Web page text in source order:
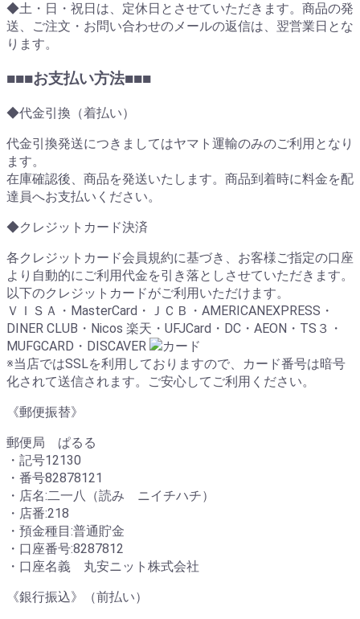
◆土・日・祝日は、定休日とさせていただきます。商品の発
送、ご注文・お問い合わせのメールの返信は、翌営業日とな
ります。
■■■お支払い方法■■■
◆代金引換（着払い）
代金引換発送につきましてはヤマト運輸のみのご利用となり
ます。
在庫確認後、商品を発送いたします。商品到着時に料金を配
達員へお支払いください。
◆クレジットカード決済
各クレジットカード会員規約に基づき、お客様ご指定の口座
より自動的にご利用代金を引き落としさせていただきます。
以下のクレジットカードがご利用いただけます。
ＶＩＳＡ・MasterCard・ＪＣＢ・AMERICANEXPRESS・
DINER CLUB・Nicos 楽天・UFJCard・DC・AEON・TS３・
MUFGCARD・DISCAVER
※当店ではSSLを利用しておりますので、カード番号は暗号
化されて送信されます。ご安心してご利用ください。
《郵便振替》
郵便局 ぱるる
・記号12130
・番号82878121
・店名:二一八（読み ニイチハチ）
・店番:218
・預金種目:普通貯金
・口座番号:8287812
・口座名義 丸安ニット株式会社
《銀行振込》（前払い）